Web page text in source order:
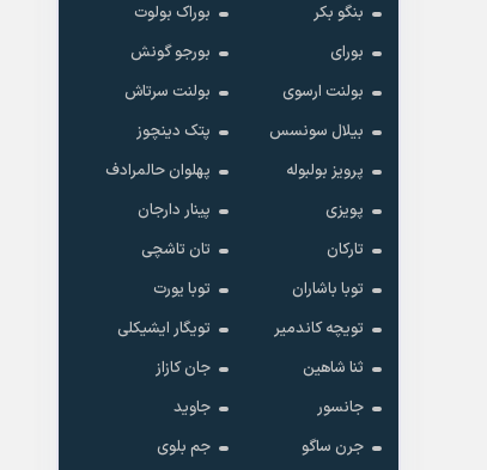
بنگو بکر
بوراک بولوت
بورای
بورجو گونش
بولنت ارسوی
بولنت سرتاش
بیلال سونسس
پتک دینچوز
پرویز بولبوله
پهلوان حالمرادف
پویزی
پینار دارجان
تارکان
تان تاشچی
توبا باشاران
توبا یورت
تویچه کاندمیر
تویگار ایشیکلی
ثنا شاهین
جان کازاز
جانسور
جاوید
جرن ساگو
جم بلوی